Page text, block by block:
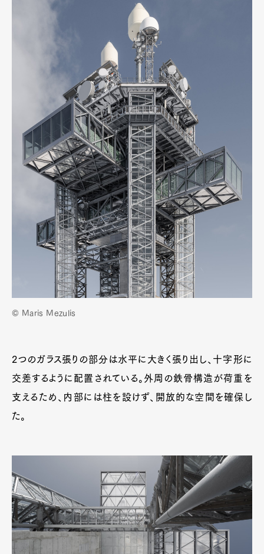
Pen Membership
Magazine
Official Columnist
About
Contact
Pen Meet
Pen international Pen tw
© Maris Mezulis
2つのガラス張りの部分は水平に大きく張り出し、十字形に
交差するように配置されている。外周の鉄骨構造が荷重を
支えるため、内部には柱を設けず、開放的な空間を確保し
た。